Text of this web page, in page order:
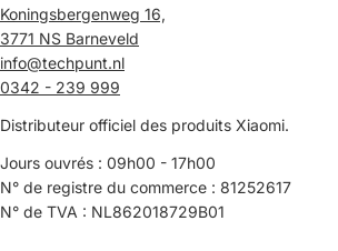
Koningsbergenweg 16,
3771 NS Barneveld
info@techpunt.nl
0342 - 239 999
Distributeur officiel des produits Xiaomi.
Jours ouvrés : 09h00 - 17h00
N° de registre du commerce : 81252617
N° de TVA : NL862018729B01